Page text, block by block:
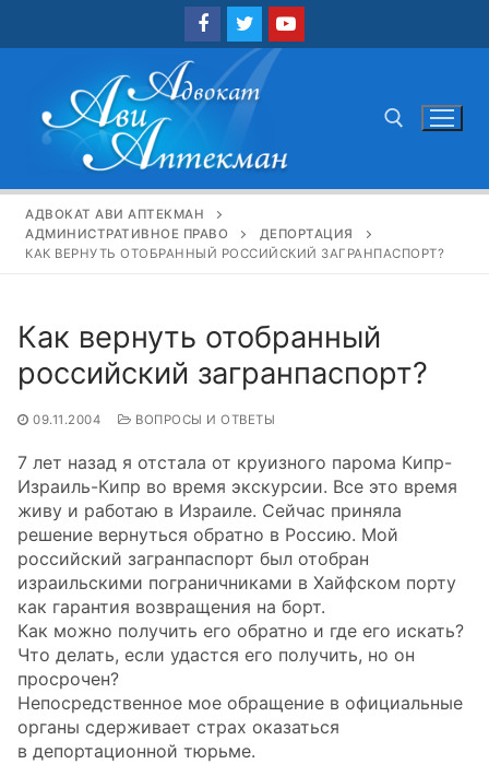
Найти:
АДВОКАТ АВИ АПТЕКМАН
АДМИНИСТРАТИВНОЕ ПРАВО
ДЕПОРТАЦИЯ
КАК ВЕРНУТЬ ОТОБРАННЫЙ РОССИЙСКИЙ ЗАГРАНПАСПОРТ?
Как вернуть отобранный
российский загранпаспорт?
09.11.2004 ВОПРОСЫ И ОТВЕТЫ
7 лет назад я отстала от круизного парома Кипр-
Израиль-Кипр во время экскурсии. Все это время
живу и работаю в Израиле. Сейчас приняла
решение вернуться обратно в Россию. Мой
российский загранпаспорт был отобран
израильскими пограничниками в Хайфском порту
как гарантия возвращения на борт.
Как можно получить его обратно и где его искать?
Что делать, если удастся его получить, но он
просрочен?
Непосредственное мое обращение в официальные
органы сдерживает страх оказаться
в депортационной тюрьме.